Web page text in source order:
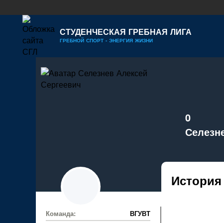
СТУДЕНЧЕСКАЯ ГРЕБНАЯ ЛИГА
ГРЕБНОЙ СПОРТ - ЭНЕРГИЯ ЖИЗНИ
0
Команда:
ВГУВТ